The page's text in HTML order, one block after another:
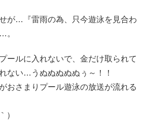
が…『雷雨の為、只今遊泳を見合わ
。
ールに入れないで、金だけ取られて
ない…うぬぬぬぬぬぅ～！！
おさまりプール遊泳の放送が流れる
）